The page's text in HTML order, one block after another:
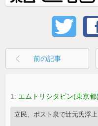
前の記事
1: エムトリシタビン(東京都
立民、ポスト泉で辻元氏浮